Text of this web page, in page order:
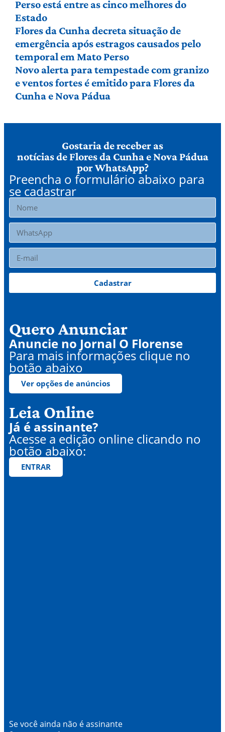
Perso está entre as cinco melhores do
Estado
Flores da Cunha decreta situação de
emergência após estragos causados pelo
temporal em Mato Perso
Novo alerta para tempestade com granizo
e ventos fortes é emitido para Flores da
Cunha e Nova Pádua
Gostaria de receber as
notícias de Flores da Cunha e Nova Pádua
por WhatsApp?
Preencha o formulário abaixo para
se cadastrar
Cadastrar
Quero Anunciar
Anuncie no Jornal O Florense
Para mais informações clique no
botão abaixo
Ver opções de anúncios
Leia Online
Já é assinante?
Acesse a edição online clicando no
botão abaixo:
ENTRAR
Se você ainda não é assinante